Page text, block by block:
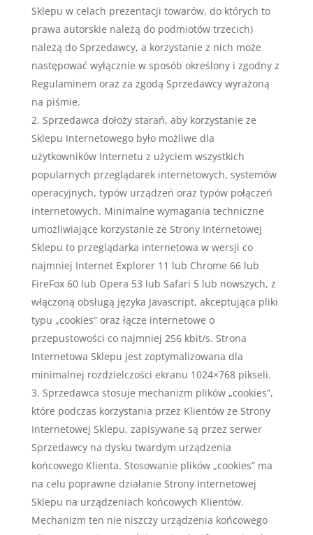
Sklepu w celach prezentacji towarów, do których to
prawa autorskie należą do podmiotów trzecich)
należą do Sprzedawcy, a korzystanie z nich może
następować wyłącznie w sposób określony i zgodny z
Regulaminem oraz za zgodą Sprzedawcy wyrażoną
na piśmie.
Sprzedawca dołoży starań, aby korzystanie ze
Sklepu Internetowego było możliwe dla
użytkowników Internetu z użyciem wszystkich
popularnych przeglądarek internetowych, systemów
operacyjnych, typów urządzeń oraz typów połączeń
internetowych. Minimalne wymagania techniczne
umożliwiające korzystanie ze Strony Internetowej
Sklepu to przeglądarka internetowa w wersji co
najmniej Internet Explorer 11 lub Chrome 66 lub
FireFox 60 lub Opera 53 lub Safari 5 lub nowszych, z
włączoną obsługą języka Javascript, akceptująca pliki
typu „cookies” oraz łącze internetowe o
przepustowości co najmniej 256 kbit/s. Strona
Internetowa Sklepu jest zoptymalizowana dla
minimalnej rozdzielczości ekranu 1024×768 pikseli.
Sprzedawca stosuje mechanizm plików „cookies”,
które podczas korzystania przez Klientów ze Strony
Internetowej Sklepu, zapisywane są przez serwer
Sprzedawcy na dysku twardym urządzenia
końcowego Klienta. Stosowanie plików „cookies” ma
na celu poprawne działanie Strony Internetowej
Sklepu na urządzeniach końcowych Klientów.
Mechanizm ten nie niszczy urządzenia końcowego